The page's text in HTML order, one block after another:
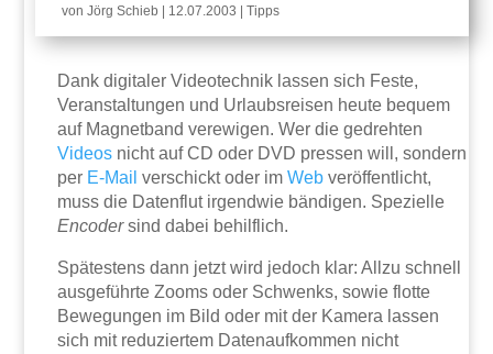
vonJörg Schieb 12.07.2003 |Tipps
Dank digitaler Videotechnik lassen sich Feste,
Veranstaltungen und Urlaubsreisen heute bequem
auf Magnetband verewigen. Wer die gedrehten
Videos nicht auf CD oder DVD pressen will, sondern
per E-Mail verschickt oder imWeb veröffentlicht,
muss die Datenflut irgendwie bändigen. Spezielle
Encodersind dabei behilflich.
Spätestens dann jetzt wird jedoch klar: Allzu schnell
ausgeführte Zooms oder Schwenks, sowie flotte
Bewegungen im Bild oder mit der Kamera lassen
sich mit reduziertem Datenaufkommen nicht